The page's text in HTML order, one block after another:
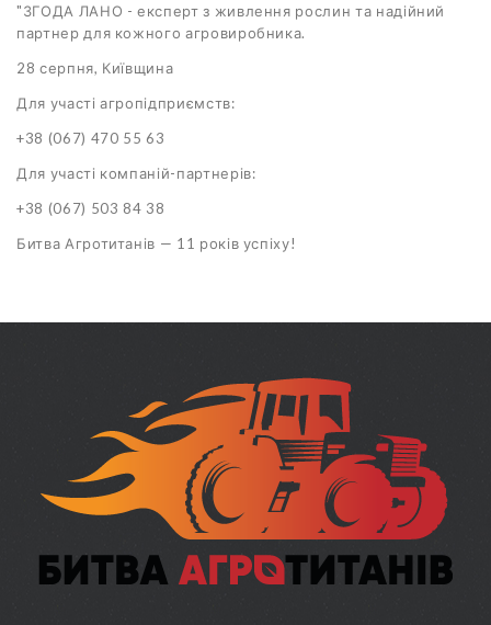
"ЗГОДА ЛАНО - експерт з живлення рослин та надійний
партнер для кожного агровиробника.
28 серпня, Київщина
Для участі агропідприємств:
+38 (067) 470 55 63
Для участі компаній-партнерів:
+38 (067) 503 84 38
Битва Агротитанів — 11 років успіху!